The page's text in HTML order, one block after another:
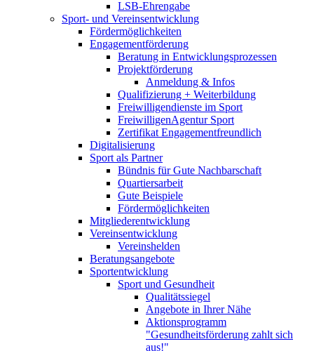
LSB-Ehrengabe
Sport- und Vereinsentwicklung
Fördermöglichkeiten
Engagementförderung
Beratung in Entwicklungsprozessen
Projektförderung
Anmeldung & Infos
Qualifizierung + Weiterbildung
Freiwilligendienste im Sport
FreiwilligenAgentur Sport
Zertifikat Engagementfreundlich
Digitalisierung
Sport als Partner
Bündnis für Gute Nachbarschaft
Quartiersarbeit
Gute Beispiele
Fördermöglichkeiten
Mitgliederentwicklung
Vereinsentwicklung
Vereinshelden
Beratungsangebote
Sportentwicklung
Sport und Gesundheit
Qualitätssiegel
Angebote in Ihrer Nähe
Aktionsprogramm
"Gesundheitsförderung zahlt sich
aus!"